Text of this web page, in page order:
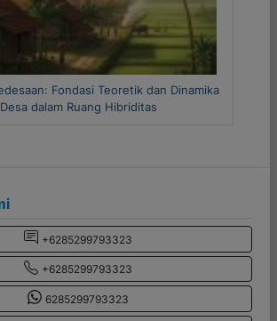
Metode Riset Kuantitatif dan Kualitatif
+6285299793323
+6285299793323
6285299793323